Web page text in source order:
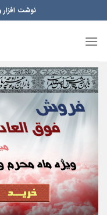
to
content
نوشت